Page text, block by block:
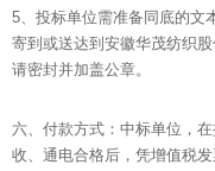
5、投标单位需准备同底的文
寄到或送达到安徽华茂纺织
请密封并加盖公章。
六、付款方式：中标单位，
收、通电合格后，凭增值税